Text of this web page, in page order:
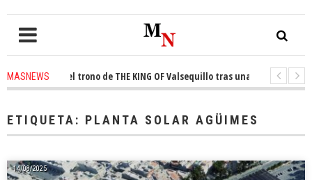
MASNEWSel trono de THE KING OF Valsequillo tras una jornada de
ETIQUETA: PLANTA SOLAR AGÜIMES
14/08/2025